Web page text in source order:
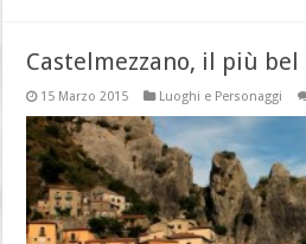
Castelmezzano, il più bel
15 Marzo 2015 Luoghi e Personaggi